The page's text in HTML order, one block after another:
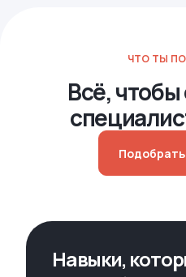
ЧТО ТЫ
Всё, чтобы
Навыки,